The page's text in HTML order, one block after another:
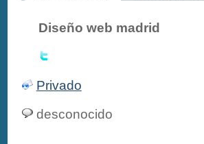
Diseño web madrid
Privado
desconocido